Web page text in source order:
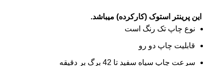
این پرینتر استوک (کارکرده) میباشد.
نوع چاپ تک رنگ است
قابلیت چاپ دو رو
سرعت چاپ سیاه سفید تا 42 برگ بر دقیقه